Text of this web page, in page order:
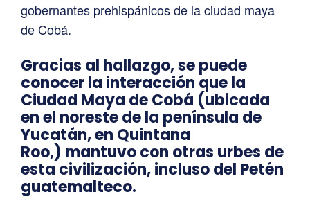
gobernantes prehispánicos de la ciudad maya
de Cobá.
Gracias al hallazgo, se puede
conocer la interacción que la
Ciudad Maya de Cobá (ubicada
en el noreste de la península de
Yucatán, en Quintana
Roo,) mantuvo con otras urbes de
esta civilización, incluso del Petén
guatemalteco.